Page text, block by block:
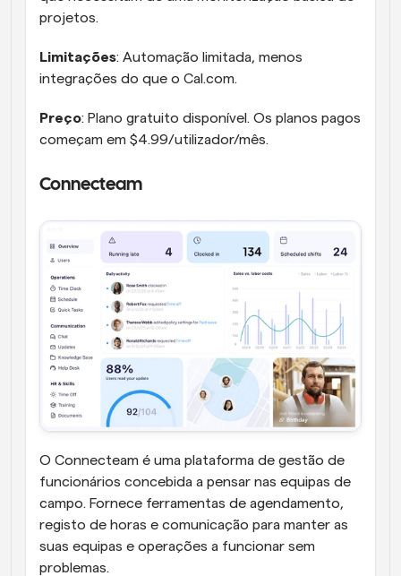
projetos.
Limitações: Automação limitada, menos
integrações do que o Cal.com.
Preço: Plano gratuito disponível. Os planos pagos
começam em $4.99/utilizador/mês.
Connecteam
O Connecteam é uma plataforma de gestão de
funcionários concebida a pensar nas equipas de
campo. Fornece ferramentas de agendamento,
registo de horas e comunicação para manter as
suas equipas e operações a funcionar sem
problemas.